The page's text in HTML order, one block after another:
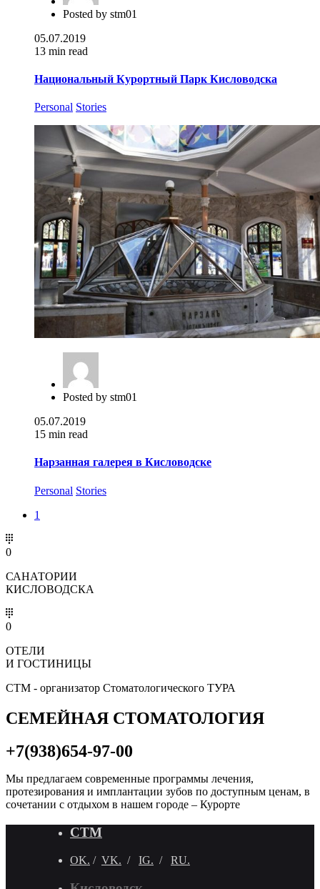
Posted by stm01
05.07.2019
13 min read
Национальный Курортный Парк Кисловодска
Personal Stories
Posted by stm01
05.07.2019
15 min read
Нарзанная галерея в Кисловодске
Personal Stories
1
0
САНАТОРИИ
КИСЛОВОДСКА
0
ОТЕЛИ
И ГОСТИНИЦЫ
СТМ - организатор Стоматологического ТУРА
СЕМЕЙНАЯ СТОМАТОЛОГИЯ
+7(938)654-97-00
Мы предлагаем современные программы лечения,
протезирования и имплантации зубов по доступным ценам, в
сочетании с отдыхом в нашем городе – Курорте
СТМ
OK. / VK. / IG. / RU.